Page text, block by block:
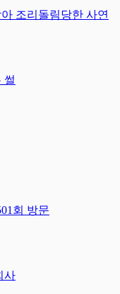
조리돌림당한 사연
썰
회 방문
사